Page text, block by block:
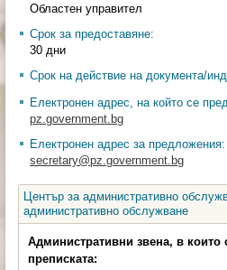
Областен управител
Срок за предоставяне:
30 дни
Срок на действие на документа/
Електронен адрес, на който се
pz.government.bg
Електронен адрес за предложения:
secretary@pz.government.bg
Център за административно
административно обслужване
Административни звена, в
преписката: